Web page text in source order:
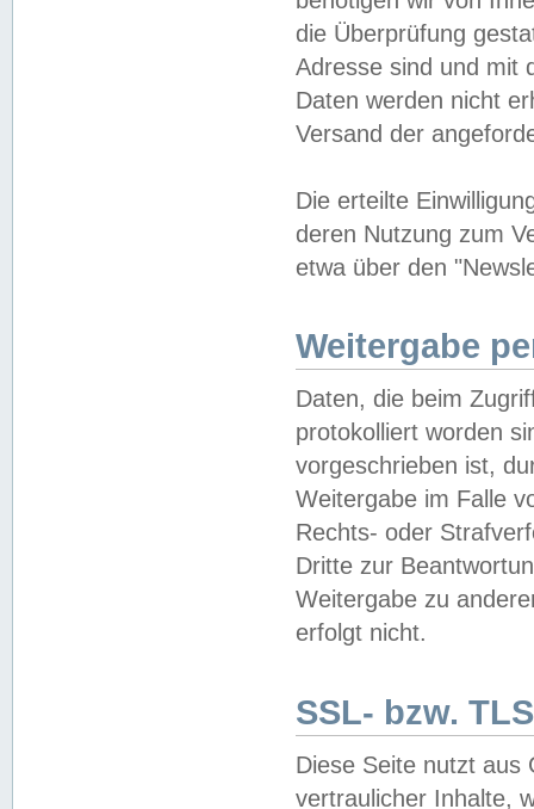
die Überprüfung
Adresse sind und mit
Daten werden nicht
Versand der
Die erteilte
deren Nutzung zum
etwa über den
Weitergabe
Daten, die beim
protokolliert worden
vorgeschrieben ist,
Weitergabe im Falle
Rechts- oder
Dritte zur
Weitergabe zu
erfolgt nicht.
SSL- bzw.
Diese Seite nutzt aus
vertraulicher Inhalte,